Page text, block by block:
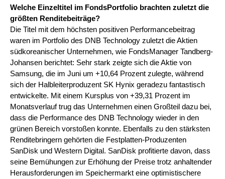
Welche Einzeltitel im FondsPortfolio brachten zuletzt die
größten Renditebeiträge?
Die Titel mit dem höchsten positiven Performancebeitrag
waren im Portfolio des DNB Technology zuletzt die Aktien
südkoreanischer Unternehmen, wie FondsManager Tandberg-
Johansen berichtet: Sehr stark zeigte sich die Aktie von
Samsung, die im Juni um +10,64 Prozent zulegte, während
sich der Halbleiterproduzent SK Hynix geradezu fantastisch
entwickelte. Mit einem Kursplus von +39,31 Prozent im
Monatsverlauf trug das Unternehmen einen Großteil dazu bei,
dass die Performance des DNB Technology wieder in den
grünen Bereich vorstoßen konnte. Ebenfalls zu den stärksten
Renditebringern gehörten die Festplatten-Produzenten
SanDisk und Western Digital. SanDisk profitierte davon, dass
seine Bemühungen zur Erhöhung der Preise trotz anhaltender
Herausforderungen im Speichermarkt eine optimistischere